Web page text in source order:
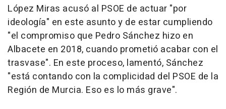
López Miras acusó al PSOE de actuar "por
ideología" en este asunto y de estar cumpliendo
"el compromiso que Pedro Sánchez hizo en
Albacete en 2018, cuando prometió acabar con el
trasvase". En este proceso, lamentó, Sánchez
"está contando con la complicidad del PSOE de la
Región de Murcia. Eso es lo más grave".